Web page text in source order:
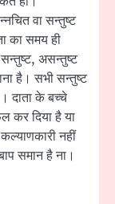
वा सन्तुष्ट
का समय ही
असन्तुष्ट
है। सभी सन्तुष्ट
दाता के बच्चे
कर दिया है या
नहीं
समान है ना।